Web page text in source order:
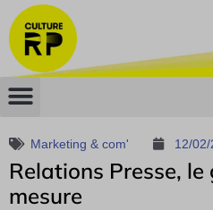
Marketing & com' 12/02/
Relations Presse,
mesure